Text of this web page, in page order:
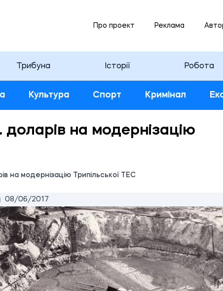
Про проект Реклама
Трибуна Історії Робота
Культура Спорт Кримінал
доларів на модернізацію
на модернізацію Трипільської ТЕС
08/06/2017